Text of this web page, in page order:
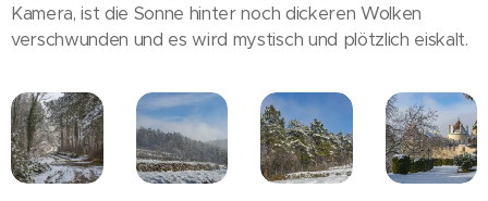
Kamera, ist die Sonne hinter noch dickeren Wolken
verschwunden und es wird mystisch und plötzlich eiskalt.